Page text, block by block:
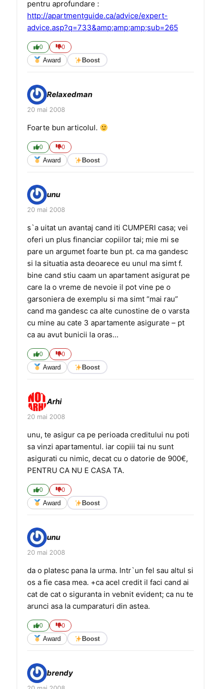
pentru aprofundare :
http://apartmentguide.ca/advice/expert-
advice.asp?q=733&amp;amp;amp;sub=265
0 0
Award Boost
Relaxedman
20 mai 2008
Foarte bun articolul.
0 0
Award Boost
unu
20 mai 2008
s`a uitat un avantaj cand iti CUMPERI casa; vei
oferi un plus financiar copiilor tai; mie mi se
pare un argumet foarte bun pt. ca ma gandesc
si la situatia asta deoarece eu unul ma simt f.
bine cand stiu caam un apartament asigurat pe
care la o vreme de nevoie il pot vine pe o
garsoniera de exemplu si ma simt “mai rau”
cand ma gandesc ca alte cunostine de o varsta
cu mine au cate 3 apartamente asigurate – pt
ca au avut bunicii la oras…
0 0
Award Boost
Arhi
20 mai 2008
unu, te asigur ca pe perioada creditului nu poti
sa vinzi apartamentul. iar copiii tai nu sunt
asigurati cu nimic, decat cu o datorie de 900€,
PENTRU CA NU E CASA TA.
0 0
Award Boost
unu
20 mai 2008
da o platesc pana la urma. Intr`un fel sau altul si
os a fie casa mea. +ca acel credit il faci cand ai
cat de cat o siguranta in vebnit evident; ca nu te
arunci asa la cumparaturi din astea.
0 0
Award Boost
brendy